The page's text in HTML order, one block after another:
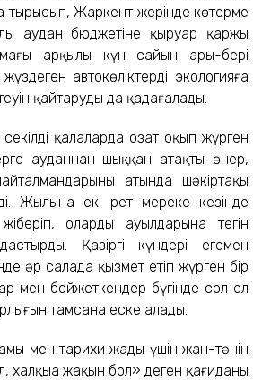
тырысып, Жаркент жерінде көтерме
аудан бюджетіне қыруар қаржы
арқылы күн сайын ары-бері
автокөліктердің экологияға
қайтаруды да қадағалады.
қалаларда озат оқып жүрген
ауданнан шыққан атақты өнер,
атында шәкіртақы
Жылына екі рет мереке кезінде
оларды ауылдарына тегін
Қазіргі күндері егемен
әр салада қызмет етіп жүрген бір
мен бойжеткендер бүгінде сол ел
тамсана еске алады.
қамы мен тарихи жады үшін жан-тәнін
халқыңа жақын бол» деген қағиданы